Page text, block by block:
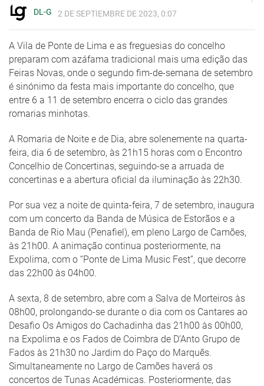
DL-G 2 DE SEPTIEMBRE DE 2023, 0:07
A Vila de Ponte de Lima e as freguesias do concelho
preparam com azáfama tradicional mais uma edição das
Feiras Novas, onde o segundo fim-de-semana de setembro
é sinónimo da festa mais importante do concelho, que
entre 6 a 11 de setembro encerra o ciclo das grandes
romarias minhotas.
A Romaria de Noite e de Dia, abre solenemente na quarta-
feira, dia 6 de setembro, às 21h15 horas com o Encontro
Concelhio de Concertinas, seguindo-se a arruada de
concertinas e a abertura oficial da iluminação às 22h30.
Por sua vez a noite de quinta-feira, 7 de setembro, inaugura
com um concerto da Banda de Música de Estorãos e a
Banda de Rio Mau (Penafiel), em pleno Largo de Camões,
às 21h00. A animação continua posteriormente, na
Expolima, com o “Ponte de Lima Music Fest”, que decorre
das 22h00 às 04h00.
A sexta, 8 de setembro, abre com a Salva de Morteiros às
08h00, prolongando-se durante o dia com os Cantares ao
Desafio Os Amigos do Cachadinha das 21h00 às 00h00,
na Expolima e os Fados de Coimbra de D’Anto Grupo de
Fados às 21h30 no Jardim do Paço do Marquês.
Simultaneamente no Largo de Camões haverá os
concertos de Tunas Académicas. Posteriormente, das